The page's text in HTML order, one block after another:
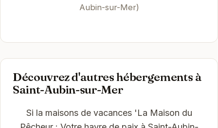
Aubin-sur-Mer)
Découvrez d'autres hébergements à
Saint-Aubin-sur-Mer
Si la maisons de vacances 'La Maison du